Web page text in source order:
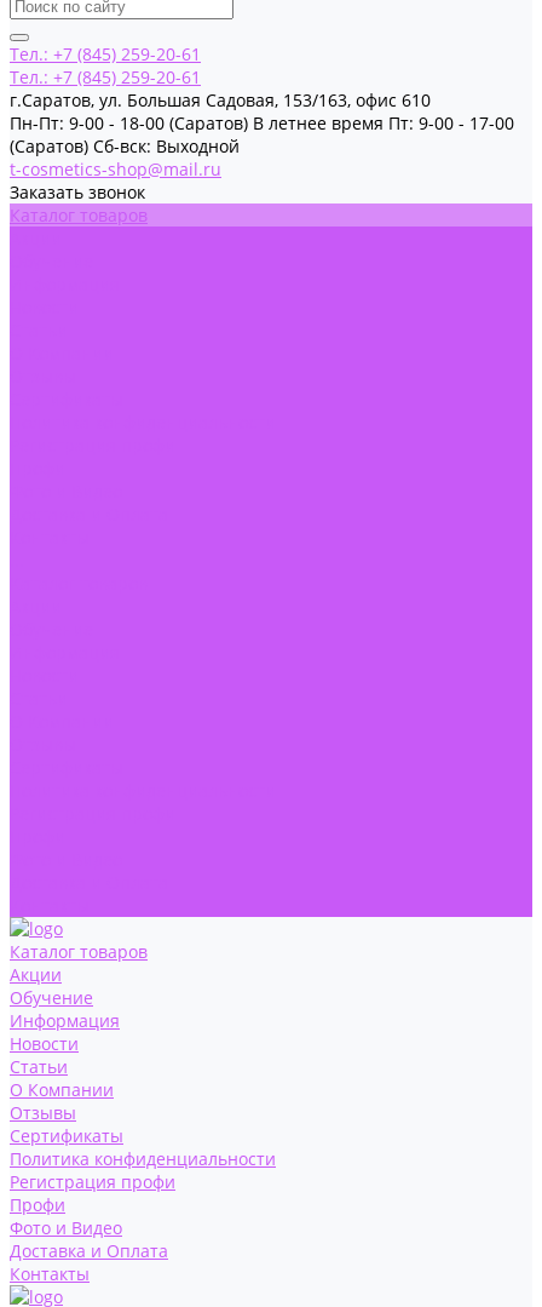
Тел.: +7 (845) 259-20-61
Тел.: +7 (845) 259-20-61
г.Саратов, ул. Большая Садовая, 153/163, офис 610
Пн-Пт: 9-00 - 18-00 (Саратов) В летнее время Пт: 9-00 - 17-00
(Саратов) Сб-вск: Выходной
t-cosmetics-shop@mail.ru
Заказать звонок
Каталог товаров
Каталог товаров
Акции
Обучение
Информация
Новости
Статьи
О Компании
Отзывы
Сертификаты
Политика конфиденциальности
Регистрация профи
Профи
Фото и Видео
Доставка и Оплата
Контакты